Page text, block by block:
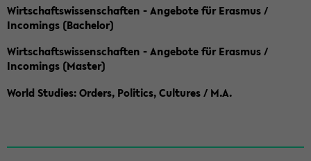
Wirtschaftswissenschaften - Angebote für Erasmus /
Incomings (Bachelor)
Wirtschaftswissenschaften - Angebote für Erasmus /
Incomings (Master)
World Studies: Orders, Politics, Cultures / M.A.